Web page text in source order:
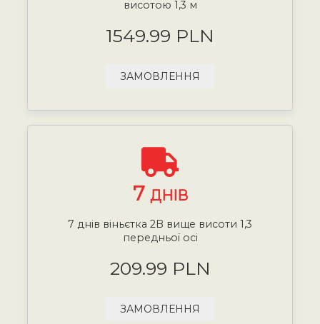
висотою 1,3 м
1549.99 PLN
ЗАМОВЛЕННЯ
7 ДНІВ
7 днів віньєтка 2B вище висоти 1,3
передньої осі
209.99 PLN
ЗАМОВЛЕННЯ